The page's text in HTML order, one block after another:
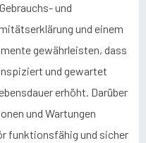
und
und einem
gewährleisten, dass
und gewartet
erhöht. Darüber
und Wartungen
funktionsfähig und sicher